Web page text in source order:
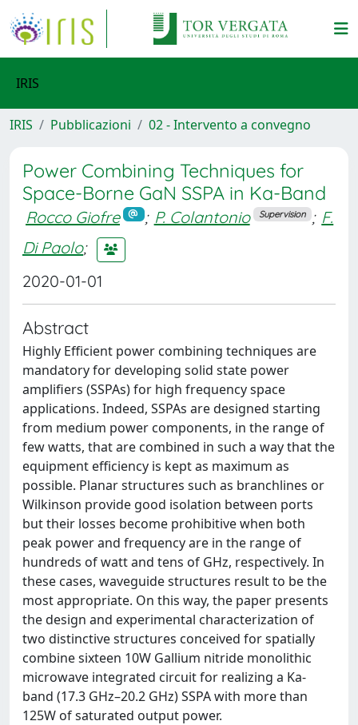
IRIS
IRIS Pubblicazioni 02 - Intervento a convegno
Power Combining Techniques for
Space-Borne GaN SSPA in Ka-Band
Rocco Giofre ; P. Colantonio Supervision ; F.
Di Paolo;
2020-01-01
Abstract
Highly Efficient power combining techniques are
mandatory for developing solid state power
amplifiers (SSPAs) for high frequency space
applications. Indeed, SSPAs are designed starting
from medium power components, in the range of
few watts, that are combined in such a way that the
equipment efficiency is kept as maximum as
possible. Planar structures such as branchlines or
Wilkinson provide good isolation between ports
but their losses become prohibitive when both
peak power and frequency are in the range of
hundreds of watt and tens of GHz, respectively. In
these cases, waveguide structures result to be the
most appropriate. On this way, the paper presents
the design and experimental characterization of
two distinctive structures conceived for spatially
combine sixteen 10W Gallium nitride monolithic
microwave integrated circuit for realizing a Ka-
band (17.3 GHz–20.2 GHz) SSPA with more than
125W of saturated output power.